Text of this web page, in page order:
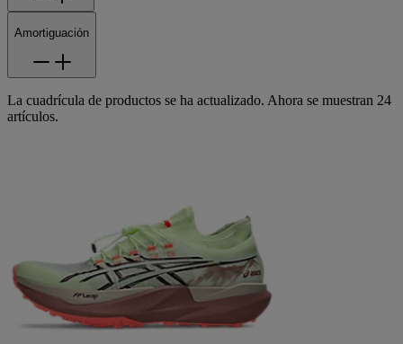
Amortiguación
La cuadrícula de productos se ha actualizado. Ahora se muestran 24
artículos.